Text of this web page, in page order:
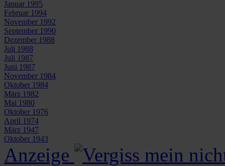
Januar 1995
Februar 1994
November 1992
September 1990
Dezember 1988
Juli 1988
Juli 1987
Juni 1987
November 1984
Oktober 1984
März 1982
Mai 1980
Oktober 1976
April 1974
März 1947
Oktober 1943
Anzeige